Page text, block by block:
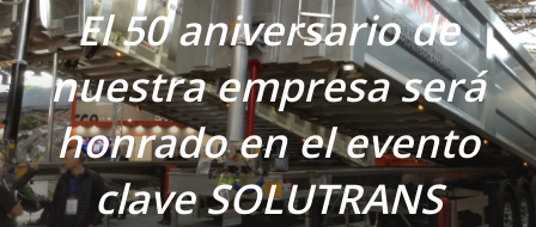
El 50 aniversario de
nuestra empresa será
honrado en el evento
clave SOLUTRANS